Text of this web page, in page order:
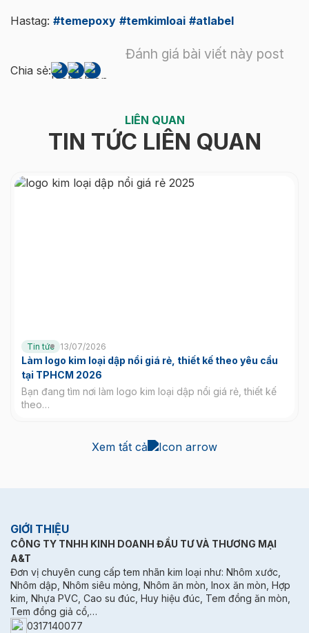
Hastag: #temepoxy #temkimloai #atlabel
Đánh giá bài viết này post
Chia sẻ:
LIÊN QUAN
TIN TỨC LIÊN QUAN
Tin tức 13/07/2026
Làm logo kim loại dập nổi giá rẻ, thiết kế theo yêu cầu
tại TPHCM 2026
Bạn đang tìm nơi làm logo kim loại dập nổi giá rẻ, thiết kế
theo…
Xem tất cả
GIỚI THIỆU
CÔNG TY TNHH KINH DOANH ĐẦU TƯ VÀ THƯƠNG MẠI
A&T
Đơn vị chuyên cung cấp tem nhãn kim loại như: Nhôm xước,
Nhôm dập, Nhôm siêu mỏng, Nhôm ăn mòn, Inox ăn mòn, Hợp
kim, Nhựa PVC, Cao su đúc, Huy hiệu đúc, Tem đồng ăn mòn,
Tem đồng giả cổ,…
0317140077